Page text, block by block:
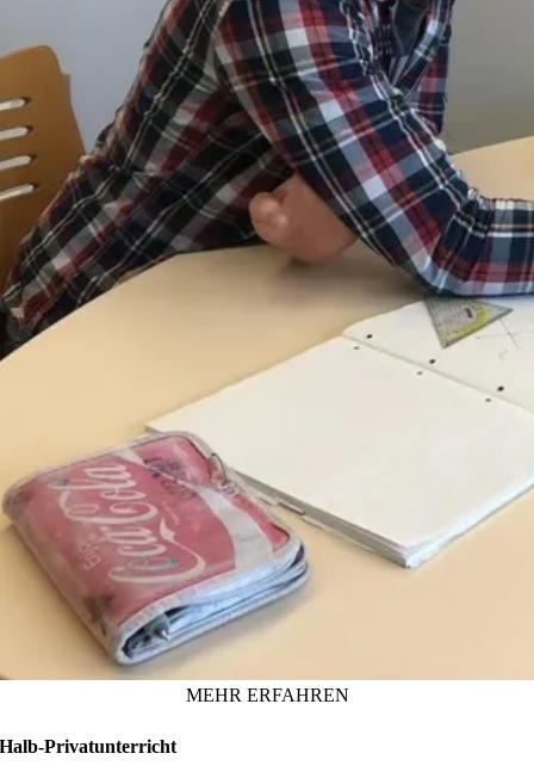
MEHR ERFAHREN
Halb-Privatunterricht